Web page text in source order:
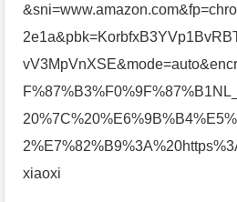
xiaoxi